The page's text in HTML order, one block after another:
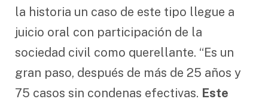
la historia un caso de este tipo llegue a
juicio oral con participación de la
sociedad civil como querellante. “Es un
gran paso, después de más de 25 años y
75 casos sin condenas efectivas. Este